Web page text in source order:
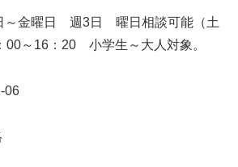
～金曜日 週3日 曜日相談可能（土
～16：20 小学生～大人対象。
06